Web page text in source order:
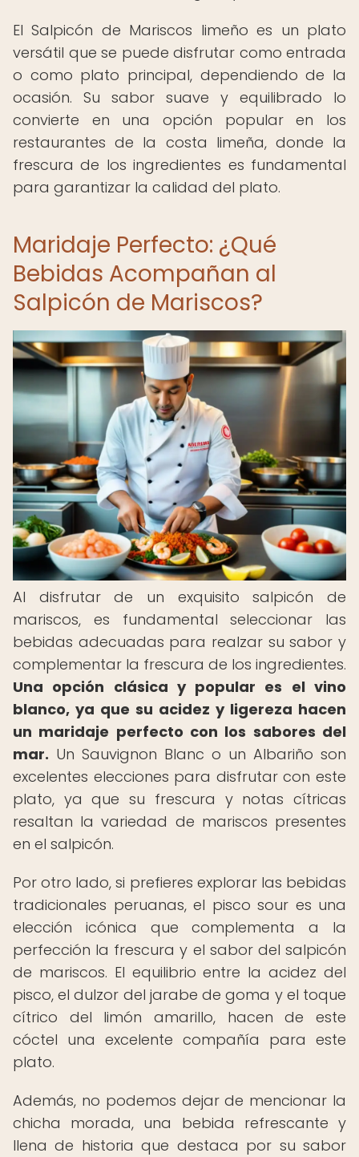
El Salpicón de Mariscos limeño es un plato
versátil que se puede disfrutar como entrada
o como plato principal, dependiendo de la
ocasión. Su sabor suave y equilibrado lo
convierte en una opción popular en los
restaurantes de la costa limeña, donde la
frescura de los ingredientes es fundamental
para garantizar la calidad del plato.
Maridaje Perfecto: ¿Qué
Bebidas Acompañan al
Salpicón de Mariscos?
Al disfrutar de un exquisito salpicón de
mariscos, es fundamental seleccionar las
bebidas adecuadas para realzar su sabor y
complementar la frescura de los ingredientes.
Una opción clásica y popular es el vino
blanco, ya que su acidez y ligereza hacen
un maridaje perfecto con los sabores del
mar. Un Sauvignon Blanc o un Albariño son
excelentes elecciones para disfrutar con este
plato, ya que su frescura y notas cítricas
resaltan la variedad de mariscos presentes
en el salpicón.
Por otro lado, si prefieres explorar las bebidas
tradicionales peruanas, el pisco sour es una
elección icónica que complementa a la
perfección la frescura y el sabor del salpicón
de mariscos. El equilibrio entre la acidez del
pisco, el dulzor del jarabe de goma y el toque
cítrico del limón amarillo, hacen de este
cóctel una excelente compañía para este
plato.
Además, no podemos dejar de mencionar la
chicha morada, una bebida refrescante y
llena de historia que destaca por su sabor